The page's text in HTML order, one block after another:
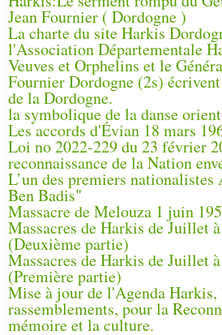
Jean Fournier ( Dordogne )
La charte du site Harkis
l'Association Départementale
Veuves et Orphelins et le
Fournier Dordogne (2s)
de la Dordogne.
la symbolique de la danse
Les accords d'Évian 18 mars
Loi no 2022-229 du 23 février
reconnaissance de la Nation
L’un des premiers
Ben Badis"
Massacre de Melouza 1 juin
Massacres de Harkis de Juillet
(Deuxième partie)
Massacres de Harkis de Juillet
(Première partie)
Mise à jour de l'Agenda Harkis,
rassemblements, pour la
mémoire et la culture.